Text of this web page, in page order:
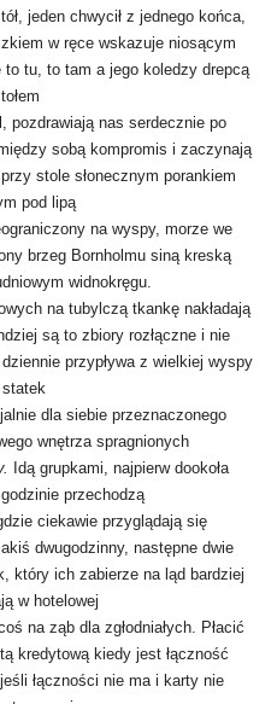
jeden chwycił z jednego końca,
w ręce wskazuje niosącym
tu, to tam a jego koledzy drepcą
pozdrawiają nas serdecznie po
sobą kompromis i zaczynają
stole słonecznym porankiem
pod lipą
na wyspy, morze we
brzeg Bornholmu siną kreską
widnokręgu.
na tubylczą tkankę nakładają
są to zbiory rozłączne i nie
przypływa z wielkiej wyspy
statek
dla siebie przeznaczonego
wnętrza spragnionych
Idą grupkami, najpierw dookoła
przechodzą
ciekawie przyglądają się
dwugodzinny, następne dwie
który ich zabierze na ląd bardziej
w hotelowej
na ząb dla zgłodniałych. Płacić
kredytową kiedy jest łączność
łączności nie ma i karty nie